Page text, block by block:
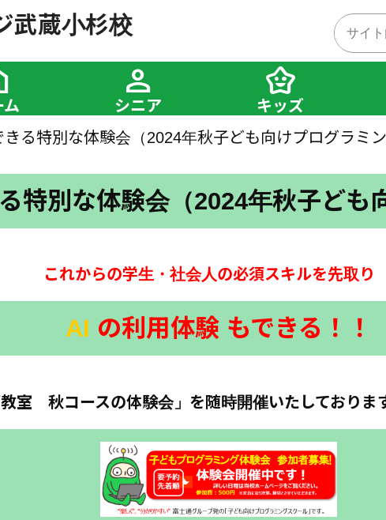
武蔵小杉校
ム
person
シニア
family_star
キッズ
きる特別な体験会（2024年秋子ども向けプログラミ
特別な体験会（2024年秋子ども
これからの学生・社会人の必須スキルを先取り
AI の利用体験 もできる！！
室 秋コースの体験会」を 随時開催いたしており ま